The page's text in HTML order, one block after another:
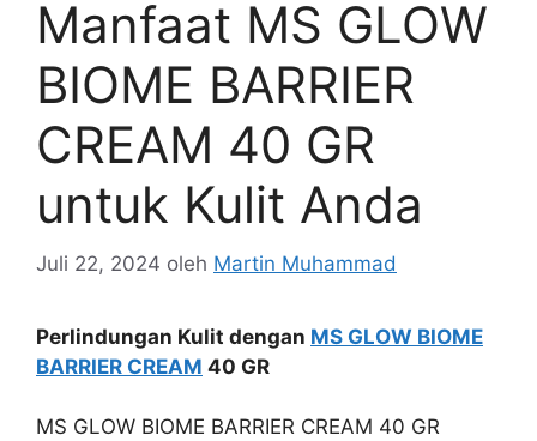
Manfaat MS GLOW
BIOME BARRIER
CREAM 40 GR
untuk Kulit Anda
Juli 22, 2024 oleh Martin Muhammad
Perlindungan Kulit dengan MS GLOW BIOME
BARRIER CREAM 40 GR
MS GLOW BIOME BARRIER CREAM 40 GR